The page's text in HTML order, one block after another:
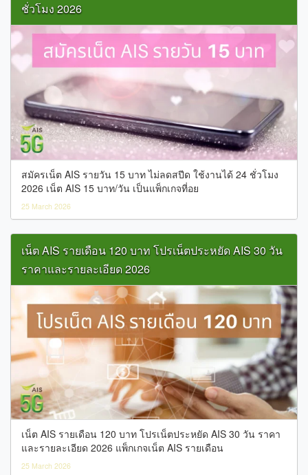
ชั่วโมง 2026
สมัครเน็ต AIS รายวัน 15 บาท ไม่ลดสปีด ใช้งานได้ 24 ชั่วโมง
2026 เน็ต AIS 15 บาท/วัน เป็นแพ็กเกจที่อย
25 March 2026
เน็ต AIS รายเดือน 120 บาท โปรเน็ตประหยัด AIS 30 วัน
ราคาและรายละเอียด 2026
เน็ต AIS รายเดือน 120 บาท โปรเน็ตประหยัด AIS 30 วัน ราคา
และรายละเอียด 2026 แพ็กเกจเน็ต AIS รายเดือน
25 March 2026